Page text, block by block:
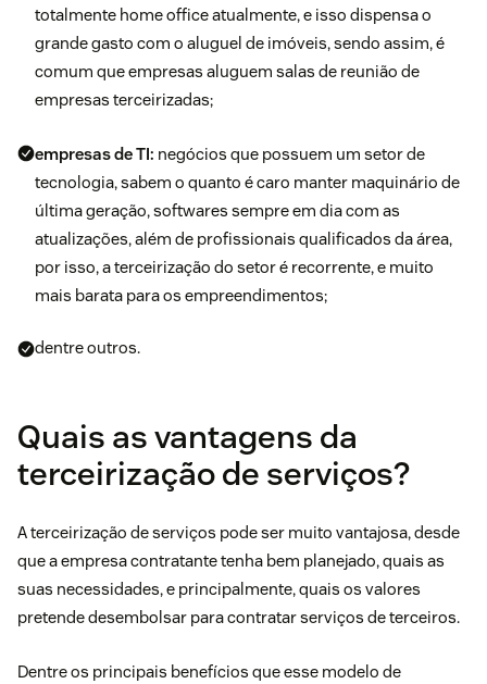
totalmente home office atualmente, e isso dispensa o
grande gasto com o aluguel de imóveis, sendo assim, é
comum que empresas aluguem salas de reunião de
empresas terceirizadas;
empresas de TI: negócios que possuem um setor de
tecnologia, sabem o quanto é caro manter maquinário de
última geração, softwares sempre em dia com as
atualizações, além de profissionais qualificados da área,
por isso, a terceirização do setor é recorrente, e muito
mais barata para os empreendimentos;
dentre outros.
Quais as vantagens da
terceirização de serviços?
A terceirização de serviços pode ser muito vantajosa, desde
que a empresa contratante tenha bem planejado, quais as
suas necessidades, e principalmente, quais os valores
pretende desembolsar para contratar serviços de terceiros.
Dentre os principais benefícios que esse modelo de